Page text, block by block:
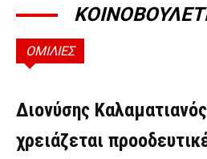
ΟΜΙΛΙΕΣ
ΟΜΙΛΊΕΣ
Διονύσης
χρειάζεται